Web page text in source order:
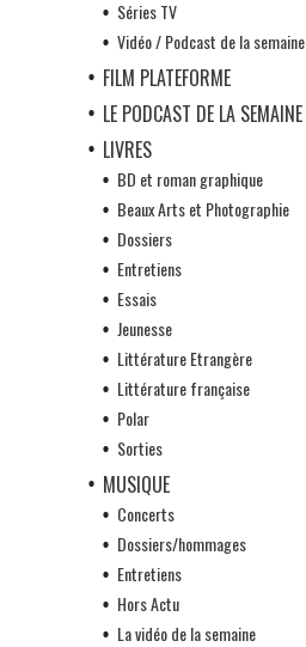
Séries TV
Vidéo / Podcast de la semaine
FILM PLATEFORME
LE PODCAST DE LA SEMAINE
LIVRES
BD et roman graphique
Beaux Arts et Photographie
Dossiers
Entretiens
Essais
Jeunesse
Littérature Etrangère
Littérature française
Polar
Sorties
MUSIQUE
Concerts
Dossiers/hommages
Entretiens
Hors Actu
La vidéo de la semaine